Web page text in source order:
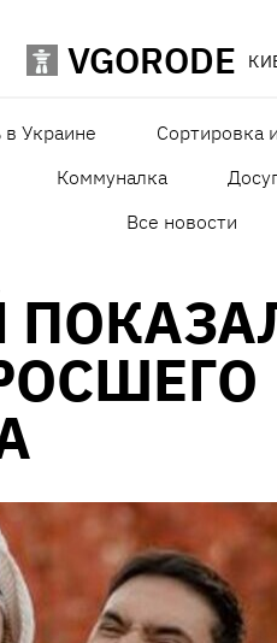
VGORODE
в Украине Сортировка
Коммуналка
Все новости